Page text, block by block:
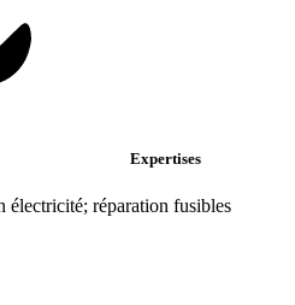
Expertises
électricité; réparation fusibles